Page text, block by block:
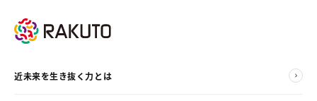
近未来を生き抜く力とは